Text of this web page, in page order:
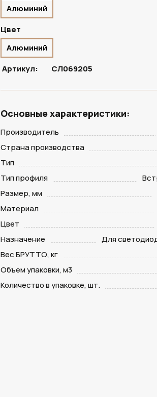
Алюминий
Цвет
Алюминий
Артикул:
СЛ069205
Основные характеристики:
Производитель
Страна производства
Тип
Тип профиля
Размер, мм
Материал
Цвет
Назначение
Для
Вес БРУТТО, кг
Объем упаковки, м3
Количество в упаковке, шт.